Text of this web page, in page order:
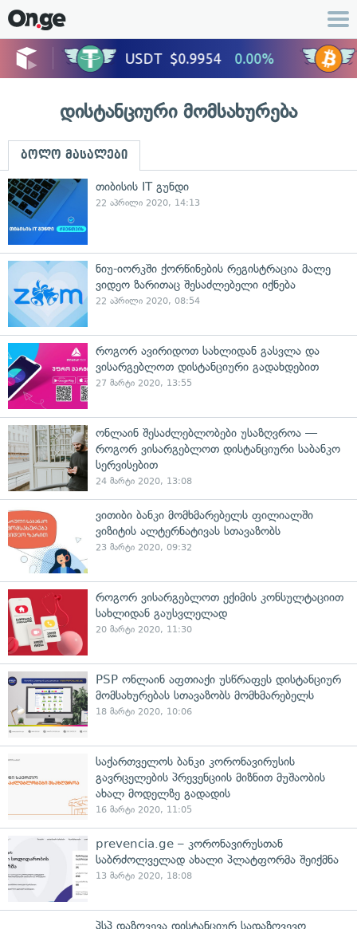
დისტანციური მომსახურება
ბოლო მასალები
თიბისის IT გუნდი
22 აპრილი 2020, 14:13
ნიუ-იორკში ქორწინების რეგისტრაცია მალე
ვიდეო ზარითაც შესაძლებელი იქნება
22 აპრილი 2020, 08:54
როგორ ავირიდოთ სახლიდან გასვლა და
ვისარგებლოთ დისტანციური გადახდებით
27 მარტი 2020, 13:55
ონლაინ შესაძლებლობები უსაზღვროა —
როგორ ვისარგებლოთ დისტანციური საბანკო
სერვისებით
24 მარტი 2020, 13:08
ვითიბი ბანკი მომხმარებელს ფილიალში
ვიზიტის ალტერნატივას სთავაზობს
23 მარტი 2020, 09:32
როგორ ვისარგებლოთ ექიმის კონსულტაციით
სახლიდან გაუსვლელად
20 მარტი 2020, 11:30
PSP ონლაინ აფთიაქი უსწრაფეს დისტანციურ
მომსახურებას სთავაზობს მომხმარებელს
18 მარტი 2020, 10:06
საქართველოს ბანკი კორონავირუსის
გავრცელების პრევენციის მიზნით მუშაობის
ახალ მოდელზე გადადის
16 მარტი 2020, 11:05
prevencia.ge – კორონავირუსთან
საბრძოლველად ახალი პლატფორმა შეიქმნა
13 მარტი 2020, 18:08
პსპ დაზღვევა დისტანციურ სადაზღვევო